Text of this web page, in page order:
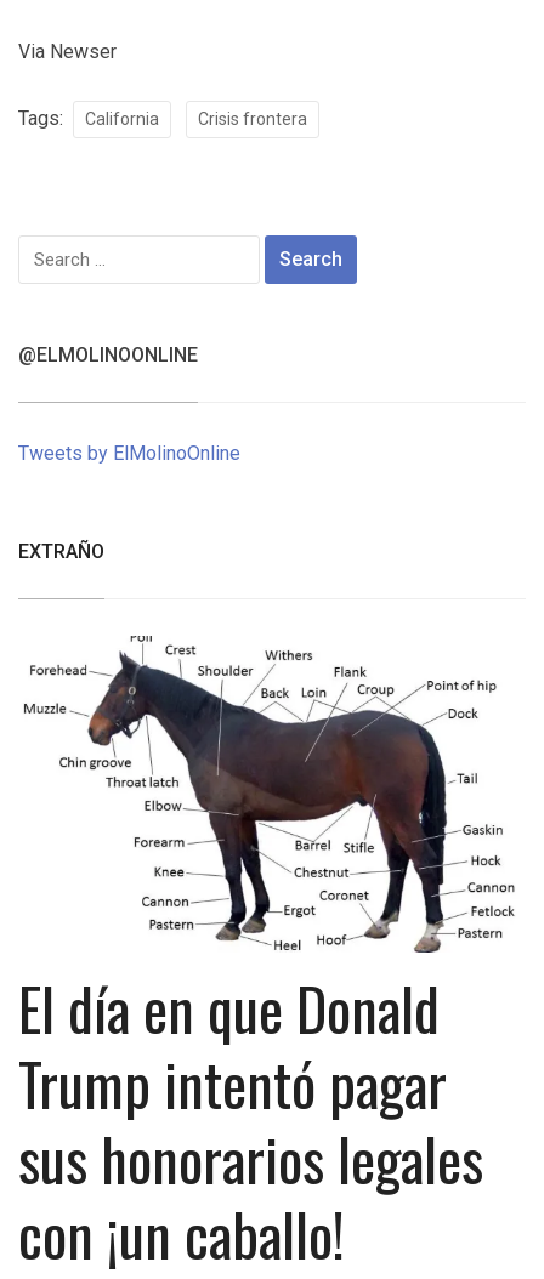
Via Newser
Tags: California Crisis frontera
Search
@ELMOLINOONLINE
Tweets by ElMolinoOnline
EXTRAÑO
El día en que Donald
Trump intentó pagar
sus honorarios legales
con ¡un caballo!